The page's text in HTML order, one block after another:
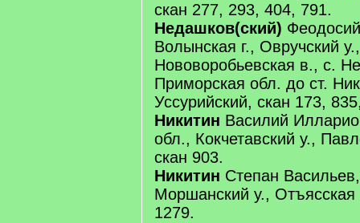
скан 277, 293, 404, 791.
Недашков(ский)
Волынская г., Овручский у.,
Нововоробьевская в., с.
Приморская обл. до ст.
Уссурийский, скан 173,
Никитин Василий
обл., Кокчетавский у.,
скан 903.
Никитин Степан
Моршанский у., Отъясская
1279.